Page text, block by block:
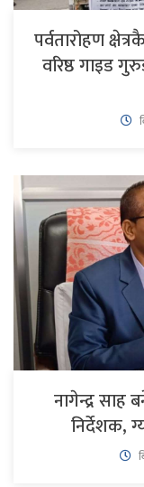
पर्वतारोहण
वरिष्ठ गाइड
नागेन्द्र साह
निर्देशक,